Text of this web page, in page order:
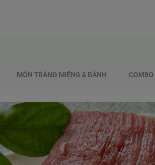
MÓN TRÁNG MIỆNG & BÁNH